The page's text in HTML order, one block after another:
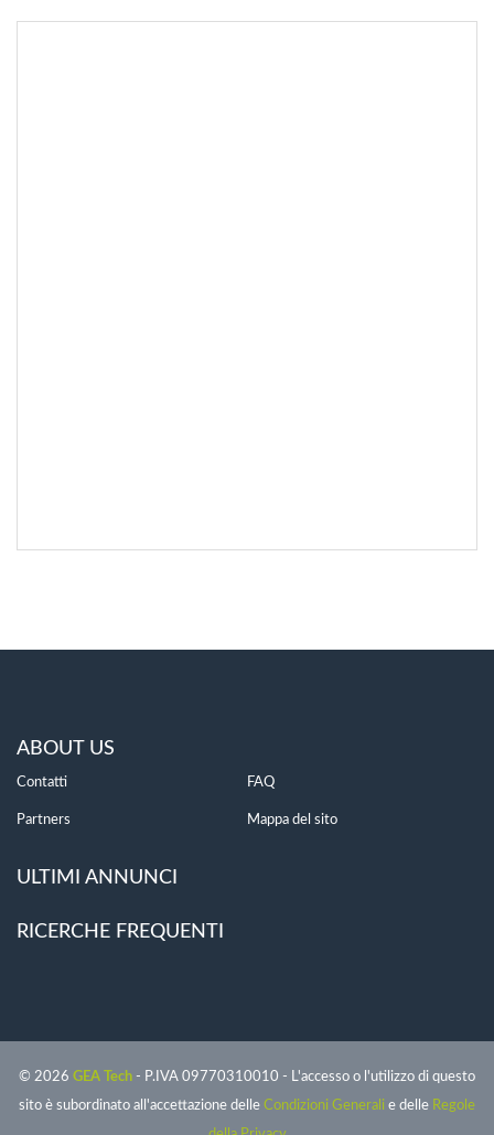
ABOUT US
Contatti FAQ
Partners Mappa del sito
ULTIMI ANNUNCI
RICERCHE FREQUENTI
© 2026 GEA Tech - P.IVA 09770310010 - L'accesso o l'utilizzo di questo
sito è subordinato all'accettazione delle Condizioni Generali e delle Regole